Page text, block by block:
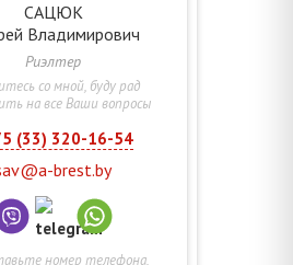
САЦЮК
Владимирович
Риэлтер
со мной, буду рад
на все Ваши вопросы
(33) 320-16-54
brest.by
номер телефона,